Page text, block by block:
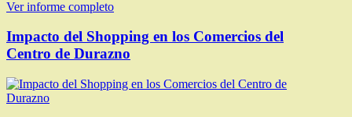
Ver informe completo
Impacto del Shopping en los Comercios del
Centro de Durazno